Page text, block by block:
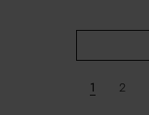
1 2